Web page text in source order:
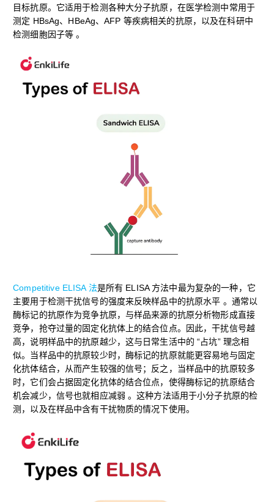
目标抗原。它适用于检测各种大分子抗原，在医学检测中常用于
测定 HBsAg、HBeAg、AFP 等疾病相关的抗原，以及在科研中
检测细胞因子等 。
Competitive ELISA 法是所有 ELISA 方法中最为复杂的一种，它
主要用于检测干扰信号的强度来反映样品中的抗原水平 。通常以
酶标记的抗原作为竞争抗原，与样品来源的抗原分析物形成直接
竞争，抢夺过量的固定化抗体上的结合位点。因此，干扰信号越
高，说明样品中的抗原越少，这与日常生活中的 “占坑” 理念相
似。当样品中的抗原较少时，酶标记的抗原就能更容易地与固定
化抗体结合，从而产生较强的信号；反之，当样品中的抗原较多
时，它们会占据固定化抗体的结合位点，使得酶标记的抗原结合
机会减少，信号也就相应减弱 。这种方法适用于小分子抗原的检
测，以及在样品中含有干扰物质的情况下使用。